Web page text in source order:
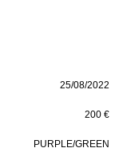
25/08/2022
200 €
PURPLE/GREEN